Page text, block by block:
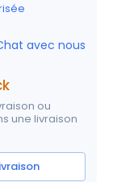
avec nous
ou
une livraison